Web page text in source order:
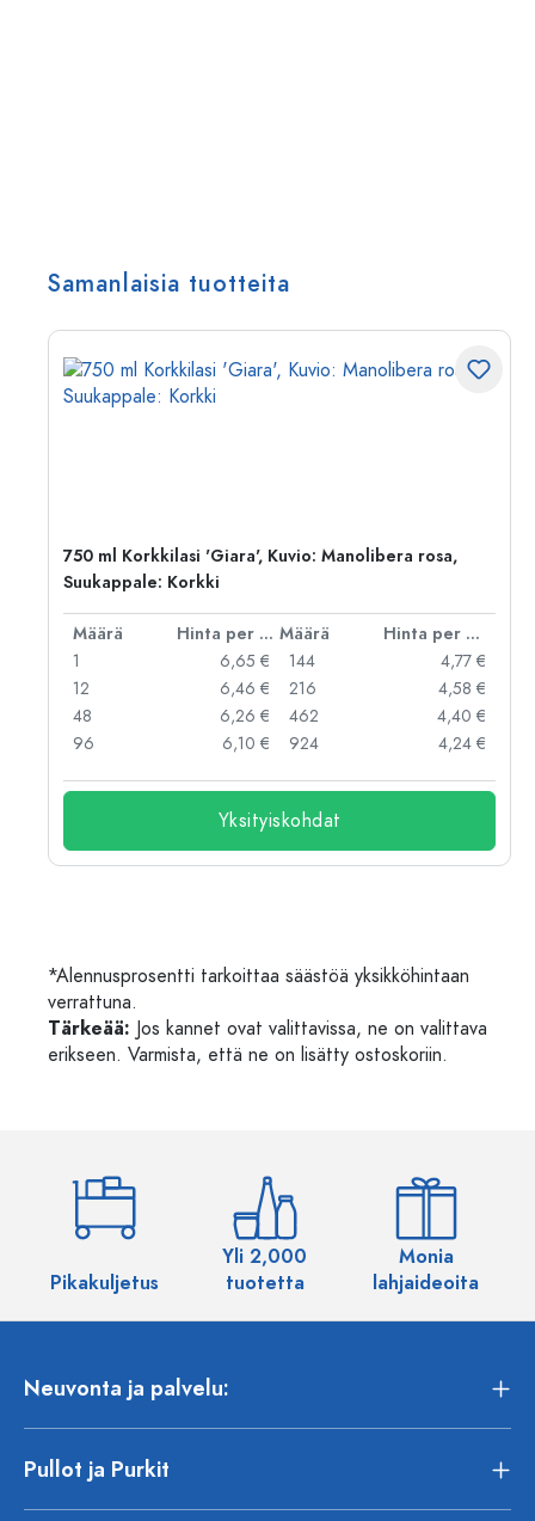
Samanlaisia tuotteita
750 ml Korkkilasi 'Giara', Kuvio: Manolibera rosa,
Suukappale: Korkki
Määrä Hinta per kpl Määrä
Hinta per kpl
1
6,65 €
12
6,46 €
48
6,26 €
96
6,10 €
144
4,77 €
216
4,58 €
462
4,40 €
924
4,24 €
Yksityiskohdat
*Alennusprosentti tarkoittaa säästöä yksikköhintaan
verrattuna.
Tärkeää: Jos kannet ovat valittavissa, ne on valittava
erikseen. Varmista, että ne on lisätty ostoskoriin.
Pikakuljetus
Yli 2,000
tuotetta
Monia
lahjaideoita
Neuvonta ja palvelu:
Pullot ja Purkit